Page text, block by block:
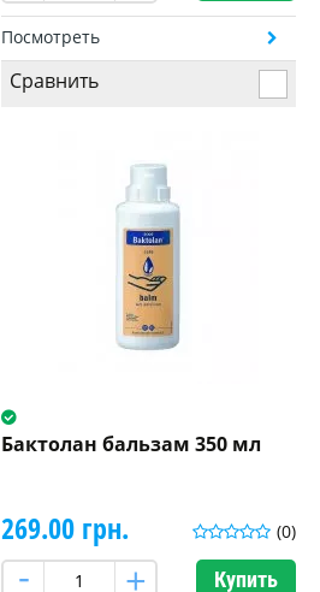
Посмотреть
Сравнить
Бактолан бальзам 350 мл
(0)
269.00 грн.
Купить